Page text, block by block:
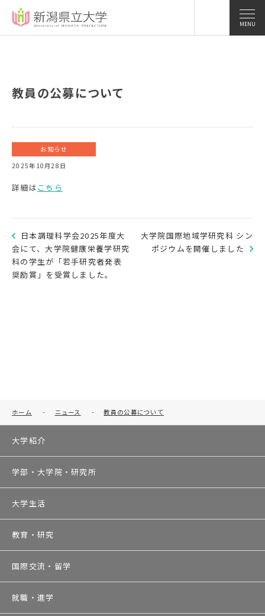
MENU
教員の公募について
お知らせ
2025年10月28日
詳細は こちら
日本調理科学会2025年度大
会にて、大学院健康栄養学研究
科の学生が「若手研究者発表
奨励賞」を受賞しました。
大学院国際地域学研究科 シン
ポジウムを開催しました
ホーム - ニュース - 教員の公募について
大学紹介
学部・大学院・研究所
大学生活
教育・研究
国際交流・留学
就職・進学